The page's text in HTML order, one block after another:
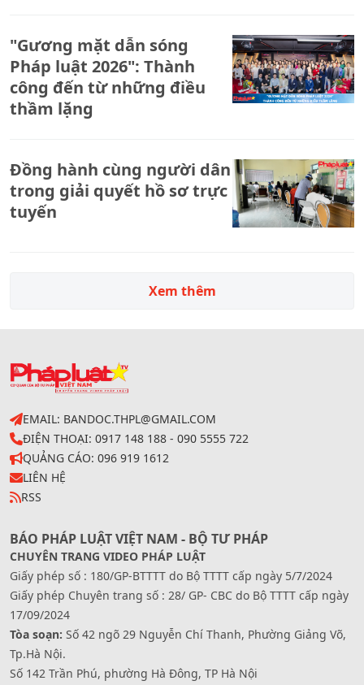
"Gương mặt dẫn sóng
Pháp luật 2026": Thành
công đến từ những điều
thầm lặng
Đồng hành cùng người dân
trong giải quyết hồ sơ trực
tuyến
Xem thêm
EMAIL: BANDOC.THPL@GMAIL.COM
ĐIỆN THOẠI: 0917 148 188 - 090 5555 722
QUẢNG CÁO: 096 919 1612
LIÊN HỆ
RSS
BÁO PHÁP LUẬT VIỆT NAM - BỘ TƯ PHÁP
CHUYÊN TRANG VIDEO PHÁP LUẬT
Giấy phép số : 180/GP-BTTTT do Bộ TTTT cấp ngày 5/7/2024
Giấy phép Chuyên trang số : 28/ GP- CBC do Bộ TTTT cấp ngày
17/09/2024
Tòa soạn: Số 42 ngõ 29 Nguyễn Chí Thanh, Phường Giảng Võ,
Tp.Hà Nội.
Số 142 Trần Phú, phường Hà Đông, TP Hà Nội